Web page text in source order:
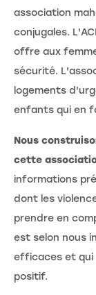
association
conjugales.
offre aux
sécurité.
logements
enfants qui en
Nous
cette
informations
dont les
prendre en
est selon nous
efficaces et qui
positif.